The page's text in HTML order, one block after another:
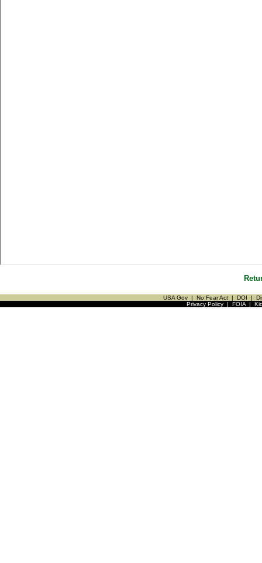
USA Gov | No Fear Act | DOI |
Privacy Policy| FOIA|